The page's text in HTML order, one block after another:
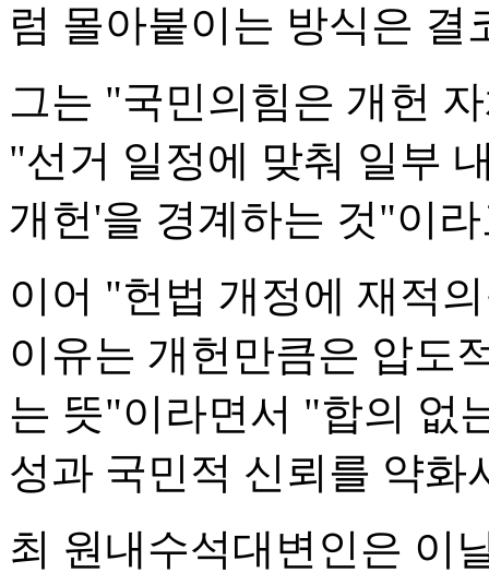
럼 몰아붙이는 방식은
그는 "국민의힘은 개헌
"선거 일정에 맞춰 일부
개헌'을 경계하는 것"이
이어 "헌법 개정에 재적
이유는 개헌만큼은 압도
는 뜻"이라면서 "합의 없
성과 국민적 신뢰를 약화
최 원내수석대변인은 이